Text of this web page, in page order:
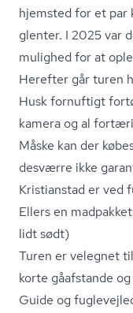
hjemsted for et par
glenter. I 2025 var
mulighed for at
Herefter går turen
Husk fornuftigt
kamera og al
Måske kan der
desværre ikke
Kristianstad er ved
Ellers en
lidt sødt)
Turen er velegnet
korte gåafstande
Guide og